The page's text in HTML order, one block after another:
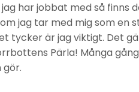
har jobbat med så finns
jag tar med mig som en
tycker är jag viktigt. Det
Pärla! Många
gör.